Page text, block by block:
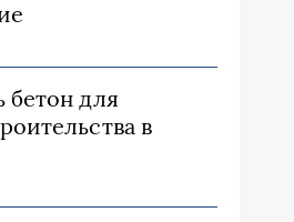
бетон для
в